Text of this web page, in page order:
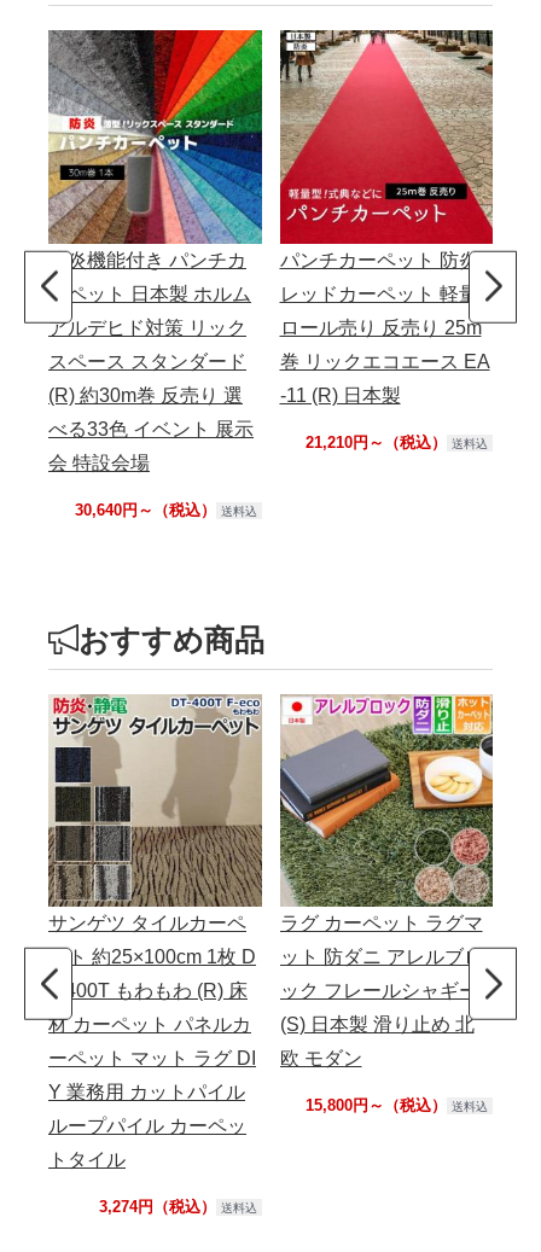
防炎機能付き パンチカ
ーペット 日本製 ホルム
アルデヒド対策 リック
スペース スタンダード
(R) 約30m巻 反売り 選
べる33色 イベント 展示
会 特設会場
30,640円～（税込） 送料込
パンチカーペット 防炎
レッドカーペット 軽量
ロール売り 反売り 25m
巻 リックエコエース EA
-11 (R) 日本製
21,210円～（税込） 送料込
ル
おすすめ商品
サンゲツ タイルカーペ
ット 約25×100cm 1枚 D
T-400T もわもわ (R) 床
材 カーペット パネルカ
ーペット マット ラグ DI
Y 業務用 カットパイル
ループパイル カーペッ
トタイル
3,274円（税込） 送料込
ラグ カーペット ラグマ
ット 防ダニ アレルブロ
ック フレールシャギー
(S) 日本製 滑り止め 北
欧 モダン
15,800円～（税込） 送料込
ッ